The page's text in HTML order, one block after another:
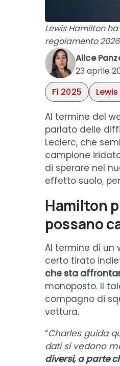
Lewis Hamilton
regolamento
Alice
23 aprile
F1 2025
Al termine del
parlato delle
Leclerc, che
campione
di sperare nel
effetto suolo,
Hamilton
possano
Al termine di un
certo tirato
che sta
monoposto. Il
compagno di
vettura.
“Charles guida
dati si vedono
diversi, a parte